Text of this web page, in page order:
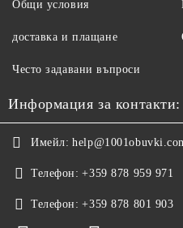
Общи условия
доставка и плащане
Често задавани въпроси
Информация за контакти:
Имейл:
Телефон: +359 878 959 971
Телефон: +359 878 801 903